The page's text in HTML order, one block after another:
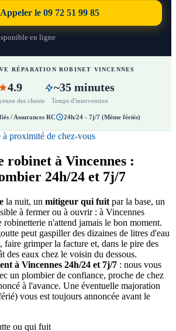
Appeler le 09 72 51 99 85
en ligne
RÉPARATION ROBINET VINCENNES
4.9
des clients
~35 minutes
Temps d'intervention
/ Assurances RC 24h/24 - 7j/7 (Même fériés)
proximité de chez-vous
robinet à Vincennes :
24h/24 et 7j/7
la nuit, un mitigeur qui fuit par la base, un
à fermer ou à ouvrir : à Vincennes
robinetterie n'attend jamais le bon moment.
peut gaspiller des dizaines de litres d'eau
faire grimper la facture et, dans le pire des
des eaux chez le voisin du dessous.
à Vincennes 24h/24 et 7j/7 : nous vous
un plombier de confiance, proche de chez
à l'avance. Une éventuelle majoration
vous est toujours annoncée avant le
ou qui fuit